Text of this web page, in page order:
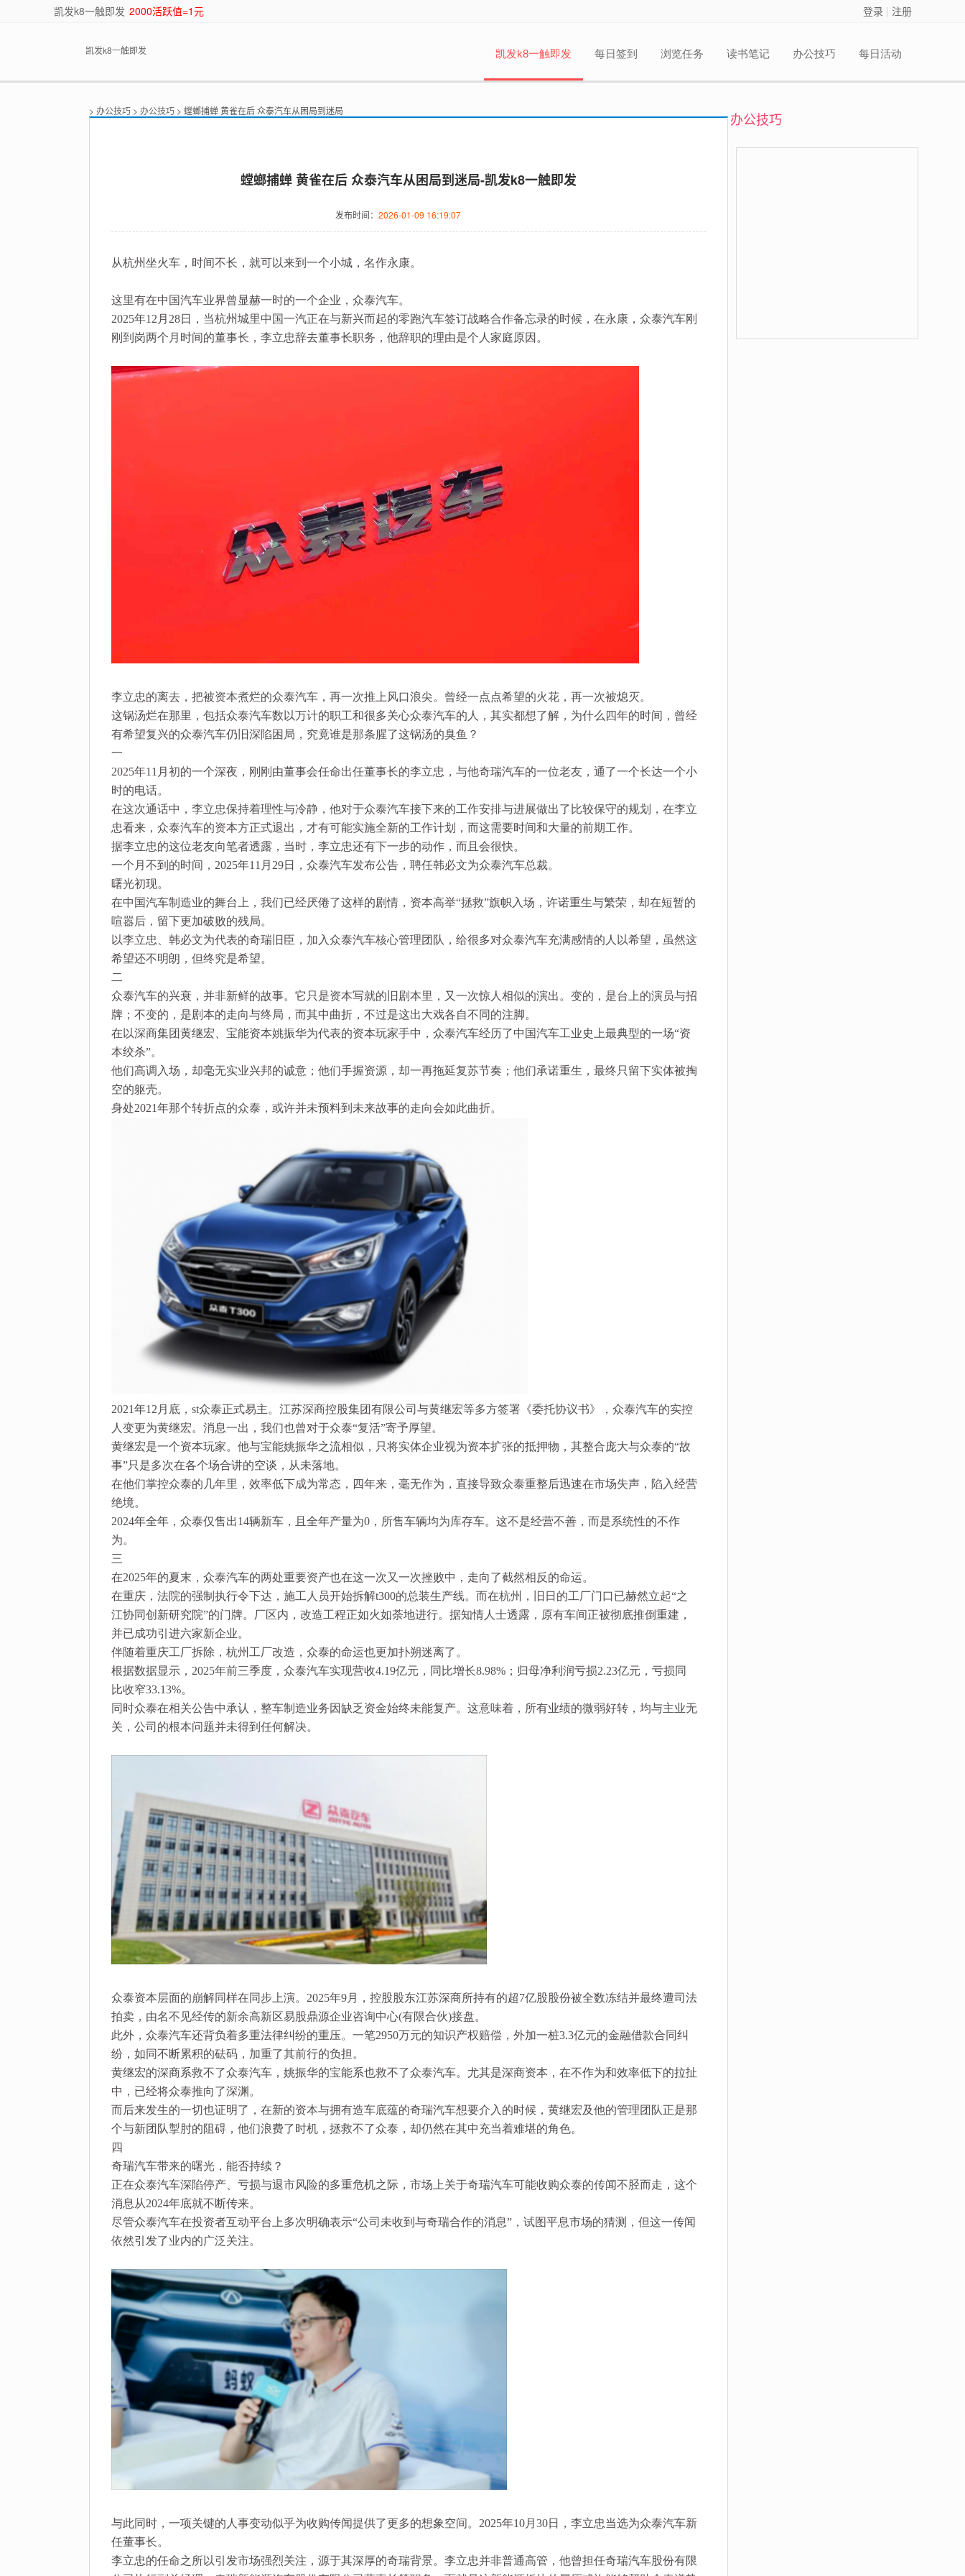
登录 | 注册
凯发k8一触即发 2000活跃值=1元
凯发k8一触即发 凯发k8一触即发 每日签到 浏览任务 读书笔记 办公技巧 每日活动
> 办公技巧 > 办公技巧 > 螳螂捕蝉 黄雀在后 众泰汽车从困局到迷局
螳螂捕蝉 黄雀在后 众泰汽车从困局到迷局-凯发k8一触即发
发布时间： 2026-01-09 16:19:07
从杭州坐火车，时间不长，就可以来到一个小城，名作永康。
这里有在中国汽车业界曾显赫一时的一个企业， 众泰汽车。
2025年12月28日，当杭州城里中国一汽正在与新兴而起的零跑汽车签订战略合作备忘录的时候，在永康，众泰汽车刚
刚到岗两个月时间的董事长，李立忠辞去董事长职务，他辞职的理由是个人家庭原因。
李立忠的离去，把被资本煮烂的众泰汽车，再一次推上风口浪尖。曾经一点点希望的火花，再一次被熄灭。
这锅汤烂在那里，包括众泰汽车数以万计的职工和很多关心众泰汽车的人，其实都想了解，为什么四年的时间，曾经
有希望复兴的众泰汽车仍旧深陷困局，究竟谁是那条腥了这锅汤的臭鱼？
一
2025年11月初的一个深夜，刚刚由董事会任命出任董事长的李立忠，与他奇瑞汽车的一位老友，通了一个长达一个小
时的电话。
在这次通话中，李立忠保持着理性与冷静，他对于众泰汽车接下来的工作安排与进展做出了比较保守的规划，在李立
忠看来，众泰汽车的资本方正式退出，才有可能实施全新的工作计划，而这需要时间和大量的前期工作。
据李立忠的这位老友向笔者透露，当时，李立忠还有下一步的动作，而且会很快。
一个月不到的时间，2025年11月29日，众泰汽车发布公告，聘任韩必文为众泰汽车总裁。
曙光初现。
在中国汽车制造业的舞台上，我们已经厌倦了这样的剧情，资本高举“拯救”旗帜入场，许诺重生与繁荣，却在短暂的
喧嚣后，留下更加破败的残局。
以李立忠、韩必文为代表的奇瑞旧臣，加入众泰汽车核心管理团队，给很多对众泰汽车充满感情的人以希望，虽然这
希望还不明朗，但终究是希望。
二
众泰汽车的兴衰，并非新鲜的故事。它只是资本写就的旧剧本里，又一次惊人相似的演出。变的，是台上的演员与招
牌；不变的，是剧本的走向与终局，而其中曲折，不过是这出大戏各自不同的注脚。
在以深商集团黄继宏、宝能资本姚振华为代表的资本玩家手中，众泰汽车经历了中国汽车工业史上最典型的一场“资
本绞杀”。
他们高调入场，却毫无实业兴邦的诚意；他们手握资源，却一再拖延复苏节奏；他们承诺重生，最终只留下实体被掏
空的躯壳。
身处2021年那个转折点的众泰，或许并未预料到未来故事的走向会如此曲折。
2021年12月底，st众泰正式易主。江苏深商控股集团有限公司与黄继宏等多方签署《委托协议书》，众泰汽车的实控
人变更为黄继宏。消息一出，我们也曾对于众泰“复活”寄予厚望。
黄继宏是一个资本玩家。他与宝能姚振华之流相似，只将实体企业视为资本扩张的抵押物，其整合庞大与众泰的“故
事”只是多次在各个场合讲的空谈，从未落地。
在他们掌控众泰的几年里，效率低下成为常态，四年来，毫无作为，直接导致众泰重整后迅速在市场失声，陷入经营
绝境。
2024年全年，众泰仅售出14辆新车，且全年产量为0，所售车辆均为库存车。这不是经营不善，而是系统性的不作
为。
三
在2025年的夏末，众泰汽车的两处重要资产也在这一次又一次挫败中，走向了截然相反的命运。
在重庆，法院的强制执行令下达，施工人员开始拆解t300的总装生产线。而在杭州，旧日的工厂门口已赫然立起“之
江协同创新研究院”的门牌。厂区内，改造工程正如火如荼地进行。据知情人士透露，原有车间正被彻底推倒重建，
并已成功引进六家新企业。
伴随着重庆工厂拆除，杭州工厂改造，众泰的命运也更加扑朔迷离了。
根据数据显示，2025年前三季度，众泰汽车实现营收4.19亿元，同比增长8.98%；归母净利润亏损2.23亿元，亏损同
比收窄33.13%。
同时众泰在相关公告中承认，整车制造业务因缺乏资金始终未能复产。这意味着，所有业绩的微弱好转，均与主业无
关，公司的根本问题并未得到任何解决。
众泰资本层面的崩解同样在同步上演。2025年9月，控股股东江苏深商所持有的超7亿股股份被全数冻结并最终遭司法
拍卖，由名不见经传的新余高新区易股鼎源企业咨询中心(有限合伙)接盘。
此外，众泰汽车还背负着多重法律纠纷的重压。一笔2950万元的知识产权赔偿，外加一桩3.3亿元的金融借款合同纠
纷，如同不断累积的砝码，加重了其前行的负担。
黄继宏的深商系救不了众泰汽车，姚振华的宝能系也救不了众泰汽车。尤其是深商资本，在不作为和效率低下的拉扯
中，已经将众泰推向了深渊。
而后来发生的一切也证明了，在新的资本与拥有造车底蕴的奇瑞汽车想要介入的时候，黄继宏及他的管理团队正是那
个与新团队掣肘的阻碍，他们浪费了时机，拯救不了众泰，却仍然在其中充当着难堪的角色。
四
奇瑞汽车带来的曙光，能否持续？
正在众泰汽车深陷停产、亏损与退市风险的多重危机之际，市场上关于奇瑞汽车可能收购众泰的传闻不胫而走，这个
消息从2024年底就不断传来。
尽管众泰汽车在投资者互动平台上多次明确表示“公司未收到与奇瑞合作的消息”，试图平息市场的猜测，但这一传闻
依然引发了业内的广泛关注。
与此同时，一项关键的人事变动似乎为收购传闻提供了更多的想象空间。2025年10月30日，李立忠当选为众泰汽车新
任董事长。
李立忠的任命之所以引发市场强烈关注，源于其深厚的奇瑞背景。李立忠并非普通高管，他曾担任奇瑞汽车股份有限
办公技巧